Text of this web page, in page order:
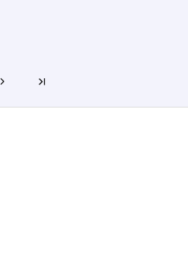
Dernière page